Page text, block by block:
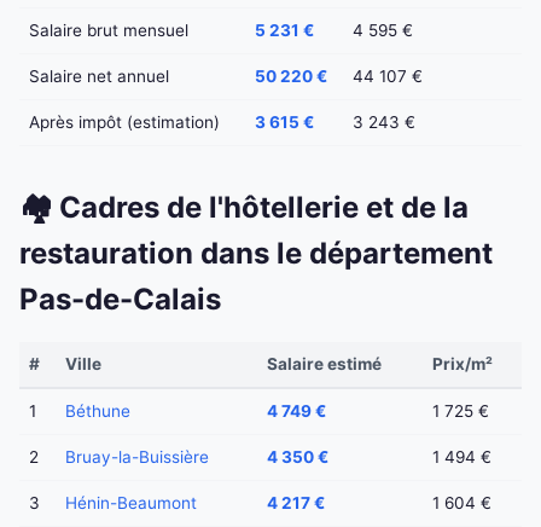
Salaire brut mensuel 5 231 € 4 595 €
Salaire net annuel 50 220 € 44 107 €
Après impôt (estimation) 3 615 € 3 243 €
🏘️ Cadres de l'hôtellerie et de la
restauration dans le département
Pas-de-Calais
# Ville Salaire estimé Prix/m²
1 Béthune 4 749 € 1 725 €
2 Bruay-la-Buissière 4 350 € 1 494 €
3 Hénin-Beaumont 4 217 € 1 604 €